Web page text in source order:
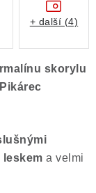
skorylu
Pikárec
leskem a velmi
+ další (4)